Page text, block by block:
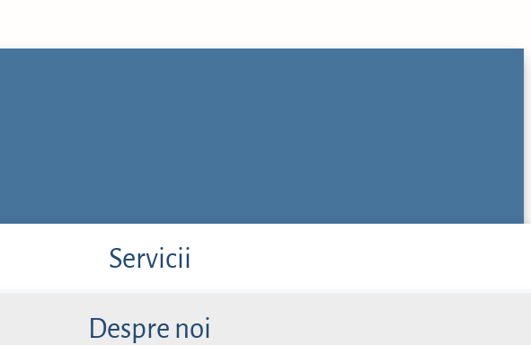
Servicii
Despre noi